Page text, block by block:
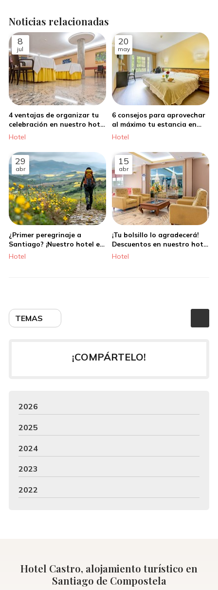
TEMAS
Noticias relacionadas
8
jul
4 ventajas de organizar tu
celebración en nuestro hotel
en Santiago de Compostela
Hotel
20
may
6 consejos para aprovechar
al máximo tu estancia en
nuestro hotel en Santiago
Hotel
29
abr
¿Primer peregrinaje a
Santiago? ¡Nuestro hotel es
ideal para ti!
Hotel
15
abr
¡Tu bolsillo lo agradecerá!
Descuentos en nuestro hotel
en Santiago
Hotel
¡COMPÁRTELO!
2026
2025
2024
2023
2022
Hotel Castro, alojamiento turístico en
Santiago de Compostela